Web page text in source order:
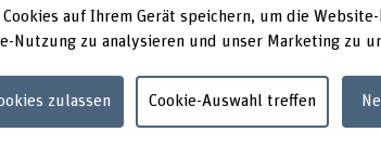
Assistent*innen, oft Teil unserer
haben Sie die
einzugeben.
auf Ihrem Gerät speichern, um die
Nutzung zu analysieren und unser Marketing zu
zulassen Cookie-Auswahl treffen